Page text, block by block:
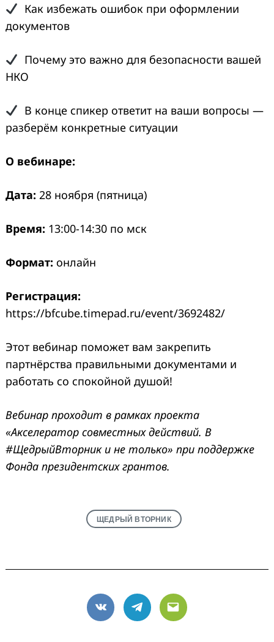
Как избежать ошибок при оформлении
документов
Почему это важно для безопасности вашей
НКО
В конце спикер ответит на ваши вопросы —
разберём конкретные ситуации
О вебинаре:
Дата: 28 ноября (пятница)
Время: 13:00-14:30 по мск
Формат: онлайн
Регистрация:
https://bfcube.timepad.ru/event/3692482/
Этот вебинар поможет вам закрепить
партнёрства правильными документами и
работать со спокойной душой!
Вебинар проходит в рамках проекта
«Акселератор совместных действий. В
#ЩедрыйВторники не только» при поддержке
Фонда президентских грантов.
ЩЕДРЫЙ ВТОРНИК
VK Telegram
Email